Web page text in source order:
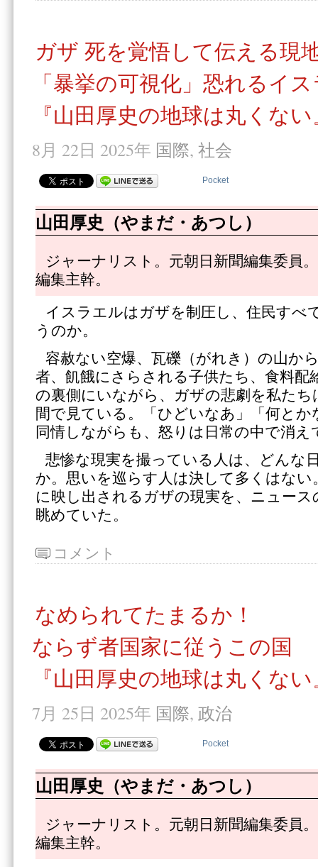
ガザ 死を覚悟して伝える現
「暴挙の可視化」恐れるイ
『山田厚史の地球は丸くな
8月 22日 2025年 国際, 社会
Pocket
山田厚史（やまだ・あつし）
ジャーナリスト。元朝日新聞編集委員
編集主幹。
イスラエルはガザを制圧し、住民すべ
うのか。
容赦ない空爆、瓦礫（がれき）の山か
者、飢餓にさらされる子供たち、食料配
の裏側にいながら、ガザの悲劇を私た
間で見ている。「ひどいなあ」「何と
同情しながらも、怒りは日常の中で消え
悲惨な現実を撮っている人は、どんな
か。思いを巡らす人は決して多くはない
に映し出されるガザの現実を、ニュー
眺めていた。
コメント
なめられてたまるか！
ならず者国家に従うこの国
『山田厚史の地球は丸くな
7月 25日 2025年 国際, 政治
Pocket
山田厚史（やまだ・あつし）
ジャーナリスト。元朝日新聞編集委員
編集主幹。